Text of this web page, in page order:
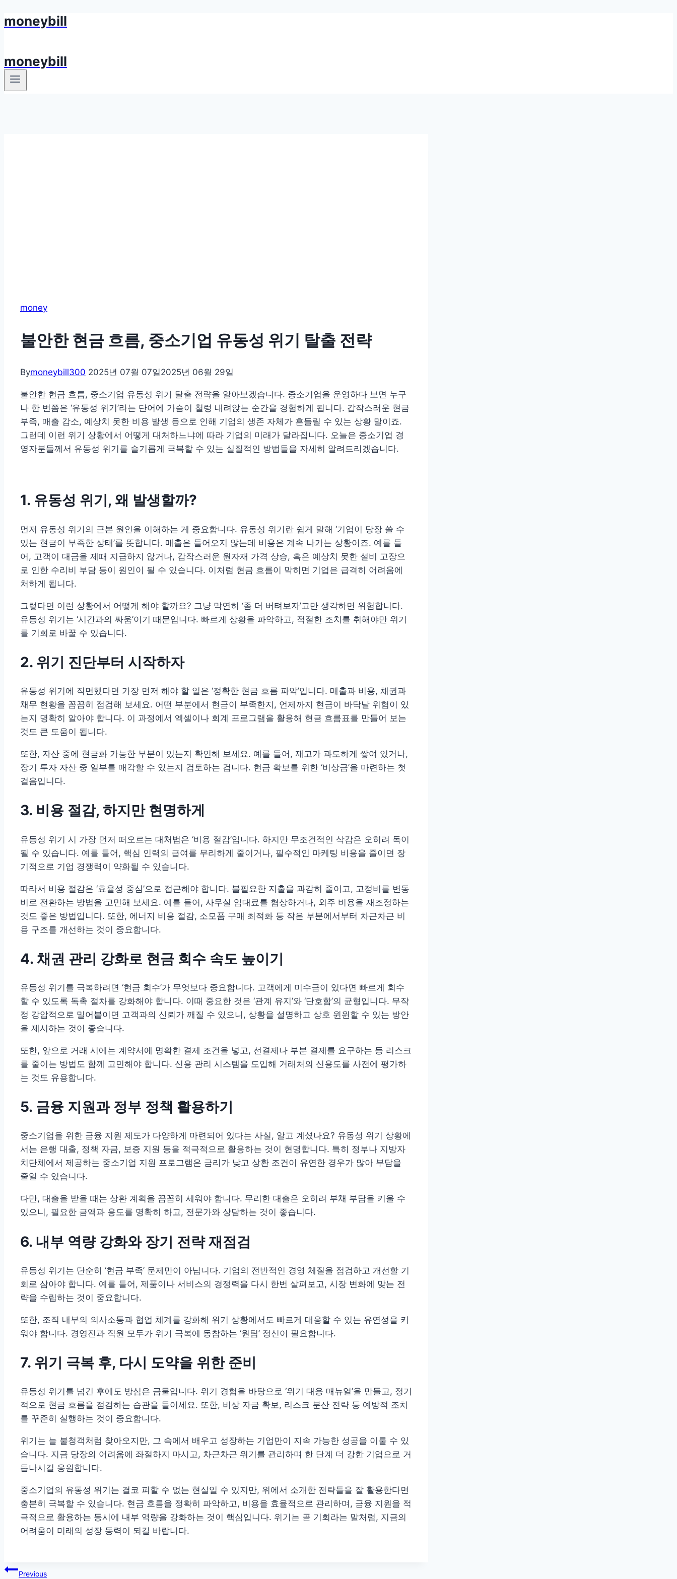
Skip
moneybill
moneybill
money
불안한 현금 흐름, 중소기업 유동성 위기 탈출 전략
Bymoneybill300 2025년 07월 07일2025년 06월 29일
불안한 현금 흐름, 중소기업 유동성 위기 탈출 전략을 알아보겠습니다. 중소기업을 운영하다 보면 누구
나 한 번쯤은 ‘유동성 위기’라는 단어에 가슴이 철렁 내려앉는 순간을 경험하게 됩니다. 갑작스러운 현금
부족, 매출 감소, 예상치 못한 비용 발생 등으로 인해 기업의 생존 자체가 흔들릴 수 있는 상황 말이죠.
그런데 이런 위기 상황에서 어떻게 대처하느냐에 따라 기업의 미래가 달라집니다. 오늘은 중소기업 경
영자분들께서 유동성 위기를 슬기롭게 극복할 수 있는 실질적인 방법들을 자세히 알려드리겠습니다.
1. 유동성 위기, 왜 발생할까?
먼저 유동성 위기의 근본 원인을 이해하는 게 중요합니다. 유동성 위기란 쉽게 말해 ‘기업이 당장 쓸 수
있는 현금이 부족한 상태’를 뜻합니다. 매출은 들어오지 않는데 비용은 계속 나가는 상황이죠. 예를 들
어, 고객이 대금을 제때 지급하지 않거나, 갑작스러운 원자재 가격 상승, 혹은 예상치 못한 설비 고장으
로 인한 수리비 부담 등이 원인이 될 수 있습니다. 이처럼 현금 흐름이 막히면 기업은 급격히 어려움에
처하게 됩니다.
그렇다면 이런 상황에서 어떻게 해야 할까요? 그냥 막연히 ‘좀 더 버텨보자’고만 생각하면 위험합니다.
유동성 위기는 ‘시간과의 싸움’이기 때문입니다. 빠르게 상황을 파악하고, 적절한 조치를 취해야만 위기
를 기회로 바꿀 수 있습니다.
2. 위기 진단부터 시작하자
유동성 위기에 직면했다면 가장 먼저 해야 할 일은 ‘정확한 현금 흐름 파악’입니다. 매출과 비용, 채권과
채무 현황을 꼼꼼히 점검해 보세요. 어떤 부분에서 현금이 부족한지, 언제까지 현금이 바닥날 위험이 있
는지 명확히 알아야 합니다. 이 과정에서 엑셀이나 회계 프로그램을 활용해 현금 흐름표를 만들어 보는
것도 큰 도움이 됩니다.
또한, 자산 중에 현금화 가능한 부분이 있는지 확인해 보세요. 예를 들어, 재고가 과도하게 쌓여 있거나,
장기 투자 자산 중 일부를 매각할 수 있는지 검토하는 겁니다. 현금 확보를 위한 ‘비상금’을 마련하는 첫
걸음입니다.
3. 비용 절감, 하지만 현명하게
유동성 위기 시 가장 먼저 떠오르는 대처법은 ‘비용 절감’입니다. 하지만 무조건적인 삭감은 오히려 독이
될 수 있습니다. 예를 들어, 핵심 인력의 급여를 무리하게 줄이거나, 필수적인 마케팅 비용을 줄이면 장
기적으로 기업 경쟁력이 약화될 수 있습니다.
따라서 비용 절감은 ‘효율성 중심’으로 접근해야 합니다. 불필요한 지출을 과감히 줄이고, 고정비를 변동
비로 전환하는 방법을 고민해 보세요. 예를 들어, 사무실 임대료를 협상하거나, 외주 비용을 재조정하는
것도 좋은 방법입니다. 또한, 에너지 비용 절감, 소모품 구매 최적화 등 작은 부분에서부터 차근차근 비
용 구조를 개선하는 것이 중요합니다.
4. 채권 관리 강화로 현금 회수 속도 높이기
유동성 위기를 극복하려면 ‘현금 회수’가 무엇보다 중요합니다. 고객에게 미수금이 있다면 빠르게 회수
할 수 있도록 독촉 절차를 강화해야 합니다. 이때 중요한 것은 ‘관계 유지’와 ‘단호함’의 균형입니다. 무작
정 강압적으로 밀어붙이면 고객과의 신뢰가 깨질 수 있으니, 상황을 설명하고 상호 윈윈할 수 있는 방안
을 제시하는 것이 좋습니다.
또한, 앞으로 거래 시에는 계약서에 명확한 결제 조건을 넣고, 선결제나 부분 결제를 요구하는 등 리스크
를 줄이는 방법도 함께 고민해야 합니다. 신용 관리 시스템을 도입해 거래처의 신용도를 사전에 평가하
는 것도 유용합니다.
5. 금융 지원과 정부 정책 활용하기
중소기업을 위한 금융 지원 제도가 다양하게 마련되어 있다는 사실, 알고 계셨나요? 유동성 위기 상황에
서는 은행 대출, 정책 자금, 보증 지원 등을 적극적으로 활용하는 것이 현명합니다. 특히 정부나 지방자
치단체에서 제공하는 중소기업 지원 프로그램은 금리가 낮고 상환 조건이 유연한 경우가 많아 부담을
줄일 수 있습니다.
다만, 대출을 받을 때는 상환 계획을 꼼꼼히 세워야 합니다. 무리한 대출은 오히려 부채 부담을 키울 수
있으니, 필요한 금액과 용도를 명확히 하고, 전문가와 상담하는 것이 좋습니다.
6. 내부 역량 강화와 장기 전략 재점검
유동성 위기는 단순히 ‘현금 부족’ 문제만이 아닙니다. 기업의 전반적인 경영 체질을 점검하고 개선할 기
회로 삼아야 합니다. 예를 들어, 제품이나 서비스의 경쟁력을 다시 한번 살펴보고, 시장 변화에 맞는 전
략을 수립하는 것이 중요합니다.
또한, 조직 내부의 의사소통과 협업 체계를 강화해 위기 상황에서도 빠르게 대응할 수 있는 유연성을 키
워야 합니다. 경영진과 직원 모두가 위기 극복에 동참하는 ‘원팀’ 정신이 필요합니다.
7. 위기 극복 후, 다시 도약을 위한 준비
유동성 위기를 넘긴 후에도 방심은 금물입니다. 위기 경험을 바탕으로 ‘위기 대응 매뉴얼’을 만들고, 정기
적으로 현금 흐름을 점검하는 습관을 들이세요. 또한, 비상 자금 확보, 리스크 분산 전략 등 예방적 조치
를 꾸준히 실행하는 것이 중요합니다.
위기는 늘 불청객처럼 찾아오지만, 그 속에서 배우고 성장하는 기업만이 지속 가능한 성공을 이룰 수 있
습니다. 지금 당장의 어려움에 좌절하지 마시고, 차근차근 위기를 관리하며 한 단계 더 강한 기업으로 거
듭나시길 응원합니다.
중소기업의 유동성 위기는 결코 피할 수 없는 현실일 수 있지만, 위에서 소개한 전략들을 잘 활용한다면
충분히 극복할 수 있습니다. 현금 흐름을 정확히 파악하고, 비용을 효율적으로 관리하며, 금융 지원을 적
극적으로 활용하는 동시에 내부 역량을 강화하는 것이 핵심입니다. 위기는 곧 기회라는 말처럼, 지금의
어려움이 미래의 성장 동력이 되길 바랍니다.
글Previous